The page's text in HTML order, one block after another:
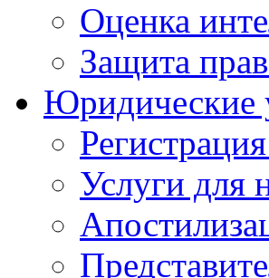
Оценка
Защита
Юридические
Услуги для